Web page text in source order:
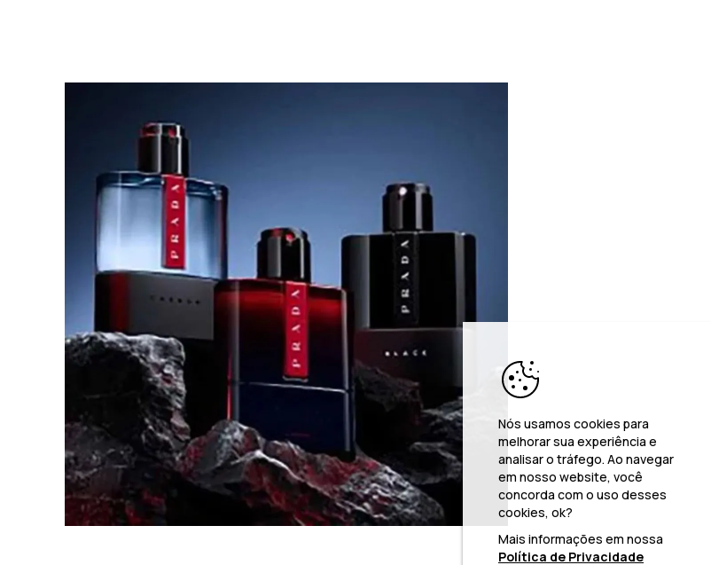
Nós usamos cookies para
melhorar sua experiência e
analisar o tráfego. Ao navegar
em nosso website, você
concorda com o uso desses
cookies, ok?
Mais informações em nossa
Política de Privacidade